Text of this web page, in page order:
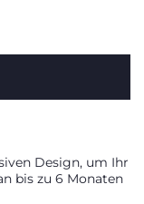
Design, um Ihr
bis zu 6 Monaten